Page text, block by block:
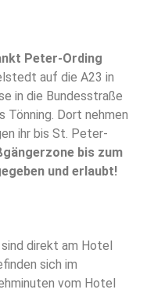
Peter-Ording
auf die A23 in
in die Bundesstraße
Tönning. Dort nehmen
ihr bis St. Peter-
bis zum
und erlaubt!
direkt am Hotel
sich im
vom Hotel